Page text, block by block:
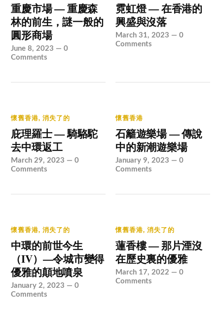
重慶市場 — 重慶森
林的前生，謎一般的
圓形商場
June 8, 2023 —0
Comments
霓虹燈 — 在香港的
興盛與沒落
March 31, 2023 —0
Comments
懷舊香港,消失了的
庇理羅士 — 騎駱駝
去中環返工
March 29, 2023 —0
Comments
懷舊香港
石籬遊樂場 — 傳說
中的新潮遊樂場
January 9, 2023 —0
Comments
懷舊香港,消失了的
中環的前世今生
（IV）—令城市變得
優雅的顛地噴泉
January 2, 2023 —0
Comments
懷舊香港,消失了的
蓮香樓 — 那片湮沒
在歷史裏的優雅
March 17, 2022 —0
Comments